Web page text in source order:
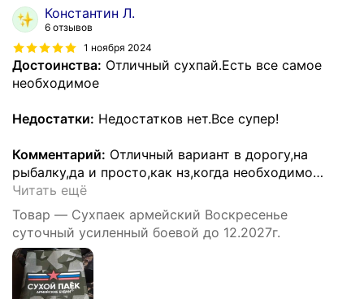
Константин Л.
6 отзывов
1 ноября 2024
Достоинства: Отличный сухпай.Есть все самое
необходимое
Недостатки: Недостатков нет.Все супер!
Комментарий: Отличный вариант в дорогу,на
рыбалку,да и просто,как нз,когда необходимо…
Читать ещё
Товар — Сухпаек армейский Воскресенье
суточный усиленный боевой до 12.2027г.